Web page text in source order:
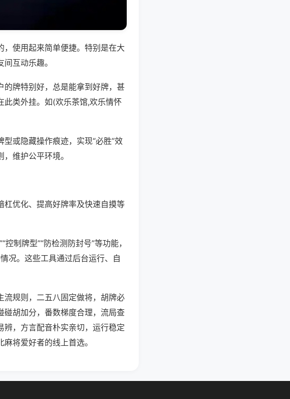
使用起来简单便捷。特别是在大
互动乐趣。
的牌特别好，总是能拿到好牌，甚
此类外挂。如(欢乐茶馆,欢乐情怀
或隐藏操作痕迹，实现“必胜”效
维护公平环境。
杠优化、提高好牌率及快速自摸等
制牌型”“防检测防封号”等功能，
况。这些工具通过后台运行、自
流规则，二五八固定做将，胡牌必
碰胡加分，番数梯度合理，流局查
，方言配音朴实亲切，运行稳定
将爱好者的线上首选。